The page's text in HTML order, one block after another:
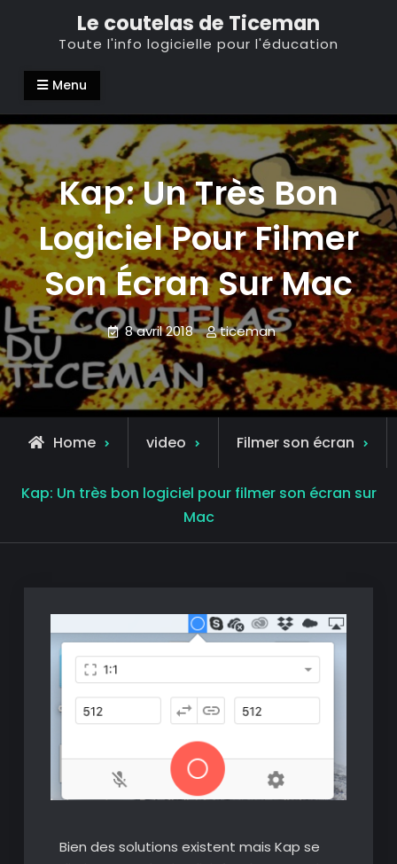
Le coutelas de Ticeman
Toute l'info logicielle pour l'éducation
Menu
Kap: Un Très Bon
Logiciel Pour Filmer
Son Écran Sur Mac
8 avril 2018 ticeman
Home video Filmer son écran
Kap: Un très bon logiciel pour filmer son écran sur
Mac
Bien des solutions existent mais Kap se